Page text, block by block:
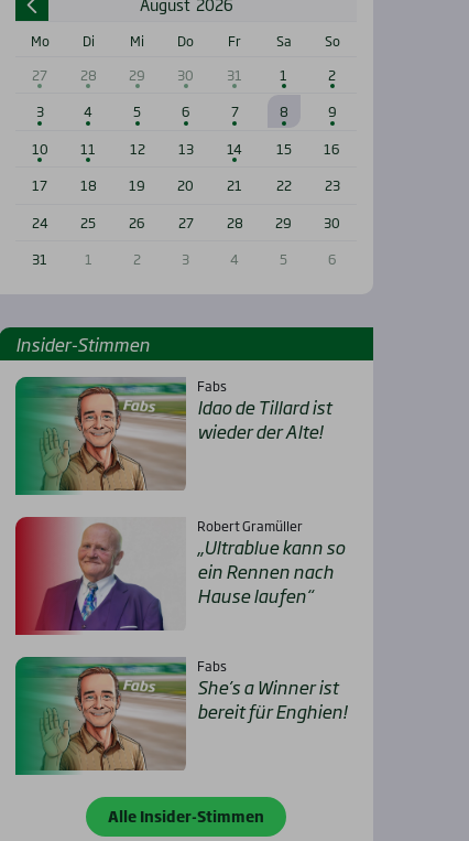
Mo Di Mi Do Fr Sa
So
27
28 29 30 31 1
2
3
4 5 6 7 8
9
10
11 12 13 14 15
16
17
18 19 20 21 22
23
24
25 26 27 28 29
30
31
1 2 3 4 5 6
Insi­der-Stim­men
Fabs
Idao de Til­lard ist
wie­der der Alte!
Robert Gramüller
„Ultra­b­lue kann so
ein Ren­nen nach
Hau­se lau­fen“
Fabs
She’s a Win­ner ist
bereit für Eng­hien!
Alle Insider-Stimmen